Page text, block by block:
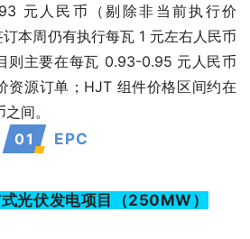
元人民币（剔除非当前执行价
本周仍有执行每瓦 1 元左右人民币
则主要在每瓦 0.93-0.95 元人民币
资源订单；HJT 组件价格区间约在
间。
01 EPC
光伏发电项目（250MW）